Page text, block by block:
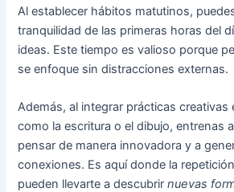
Al establecer hábitos matutinos,
tranquilidad de las primeras horas del
ideas. Este tiempo es valioso porque
se enfoque sin distracciones externas.
Además, al integrar prácticas creativas
como la escritura o el dibujo, entrenas
pensar de manera innovadora y a
conexiones. Es aquí donde la
pueden llevarte a descubrirnuevas